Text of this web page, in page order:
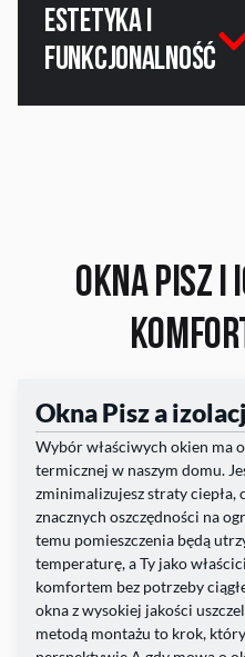
Estetyka i
funkcjonalność
Okna Pisz i
Okna Pisz a
Wybór właściwych okien ma
termicznej w naszym domu.
zminimalizujesz straty ciepła,
znacznych oszczędności na
temu pomieszczenia będą
temperaturę, a Ty jako
komfortem bez potrzeby
okna z wysokiej jakości
metodą montażu to krok,